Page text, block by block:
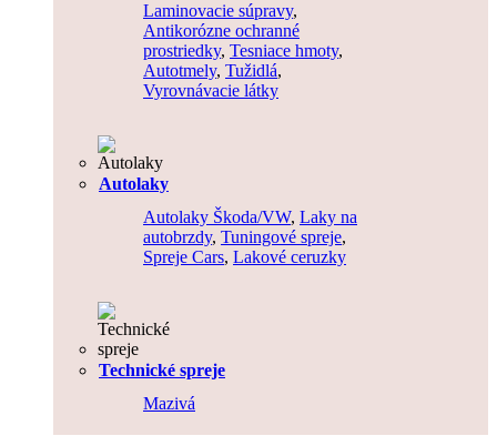
Laminovacie súpravy,
Antikorózne ochranné
prostriedky, Tesniace hmoty,
Autotmely, Tužidlá,
Vyrovnávacie látky
Autolaky
Autolaky Škoda/VW, Laky na
autobrzdy, Tuningové spreje,
Spreje Cars, Lakové ceruzky
Technické spreje
Mazivá